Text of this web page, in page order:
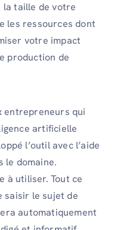
la taille de votre
les ressources dont
votre impact
production de
entrepreneurs qui
artificielle
l’outil avec l’aide
le domaine.
à utiliser. Tout ce
saisir le sujet de
automatiquement